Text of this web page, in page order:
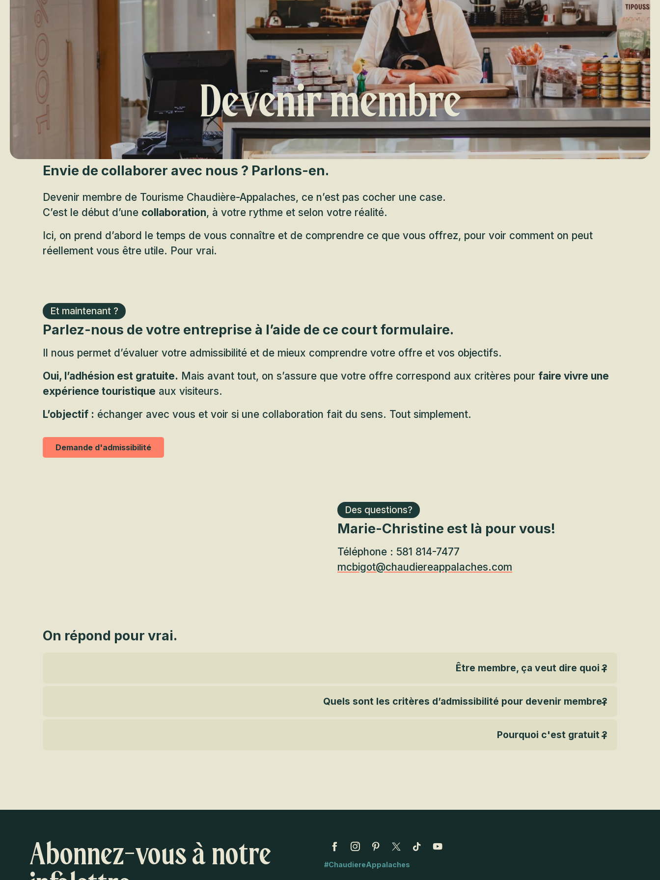
Devenir membre
Envie de collaborer avec nous ? Parlons-en.
Devenir membre de Tourisme Chaudière-Appalaches, ce n’est pas cocher une case.
C’est le début d’une collaboration, à votre rythme et selon votre réalité.
Ici, on prend d’abord le temps de vous connaître et de comprendre ce que vous offrez, pour voir comment on peut
réellement vous être utile. Pour vrai.
Et maintenant ?
Parlez-nous de votre entreprise à l’aide de ce court formulaire.
Il nous permet d’évaluer votre admissibilité et de mieux comprendre votre offre et vos objectifs.
Oui, l’adhésion est gratuite. Mais avant tout, on s’assure que votre offre correspond aux critères pour faire vivre une
expérience touristique aux visiteurs.
L’objectif : échanger avec vous et voir si une collaboration fait du sens. Tout simplement.
Demande d'admissibilité
Des questions?
Marie-Christine est là pour vous!
Téléphone : 581 814-7477
mcbigot@chaudiereappalaches.com
On répond pour vrai.
Être membre, ça veut dire quoi ?
Quels sont les critères d’admissibilité pour devenir membre?
Pourquoi c'est gratuit ?
Abonnez-vous à notre #ChaudiereAppalaches